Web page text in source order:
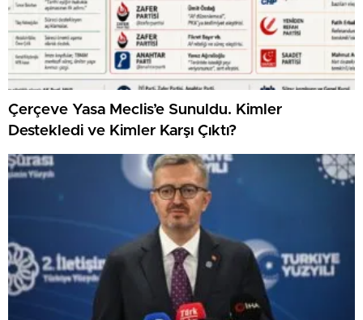
Çerçeve Yasa Meclis’e Sunuldu. Kimler
Destekledi ve Kimler Karşı Çıktı?